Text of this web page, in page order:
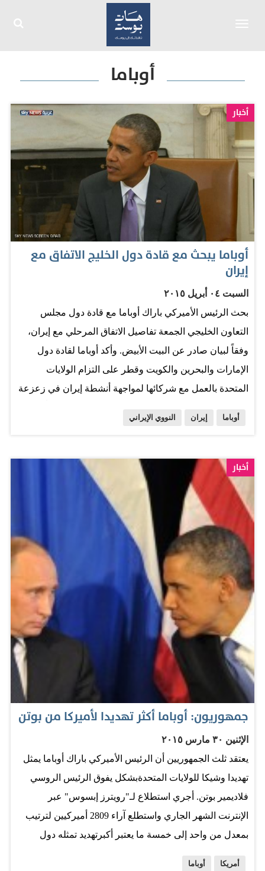
أوباما
أخبار
أوباما يبحث مع قادة دول الخليج الاتفاق مع
إيران
السبت ٠٤ أبريل ٢٠١٥
بحث الرئيس الأميركي باراك أوباما مع قادة دول مجلس
التعاون الخليجي الجمعة تفاصيل الاتفاق المرحلي مع إيران،
وفقاً لبيان صادر عن البيت الأبيض. وأكد أوباما لقادة دول
الإمارات والبحرين والكويت وقطر على التزام الولايات
المتحدة بالعمل مع شركائها لمواجهة أنشطة إيران في زعزعة
كل شيء مع إيران". ووجه أوباما الدعوة لقادة دول مجلس
التعاون للتباحث بشأن إيران في منتجع كامب ديفيد هذا الربيع.
وكان أوباما اتصل الخميس بالعاهل السعودي الملك سلمان بن
عبد العزيز وبحث معه تطورات الملف النووي الإيراني. وأكد
أوباما للعاهل السعودي التوصل مع إيران لاتفاق إطاري بشأن
ملفها النووي، وأبدى حرص بلاده على الأمن والاستقرار في
المنطقة ودول الخليج العربي. كما أكد الرئيس الأميركي التزام
الولايات المتحدة الكامل بدعم قدرات السعودية للدفاع عن
نفسها. المصدر: أبوظبي - سكاي نيوز عربية
أوباما إيران النووي الإيراني
أخبار
جمهوريون: أوباما أكثر تهديدا لأميركا من بوتن
الإثنين ٣٠ مارس ٢٠١٥
يعتقد ثلث الجمهوريين أن الرئيس الأميركي باراك أوباما يمثل
تهديدا وشيكا للولايات المتحدةبشكل يفوق الرئيس الروسي
فلاديمير بوتن. أجري استطلاع لـ"رويترز إبسوس" عبر
الإنترنت الشهر الجاري واستطلع آراء 2809 أميركيين لترتيب
بمعدل من واحد إلى خمسة ما يعتبر أكبرتهديد تمثله دول
أمريكا أوباما